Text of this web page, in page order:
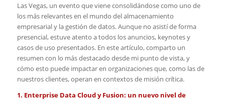
Las Vegas, un evento que viene consolidándose como uno de
los más relevantes en el mundo del almacenamiento
empresarial y la gestión de datos. Aunque no asistí de forma
presencial, estuve atento a todos los anuncios, keynotes y
casos de uso presentados. En este artículo, comparto un
resumen con lo más destacado desde mi punto de vista, y
cómo esto puede impactar en organizaciones que, como las de
nuestros clientes, operan en contextos de misión crítica.
1. Enterprise Data Cloud y Fusion: un nuevo nivel de